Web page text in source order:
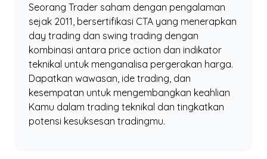
Seorang Trader saham dengan pengalaman
sejak 2011, bersertifikasi CTA yang menerapkan
day trading dan swing trading dengan
kombinasi antara price action dan indikator
teknikal untuk menganalisa pergerakan harga.
Dapatkan wawasan, ide trading, dan
kesempatan untuk mengembangkan keahlian
Kamu dalam trading teknikal dan tingkatkan
potensi kesuksesan tradingmu.